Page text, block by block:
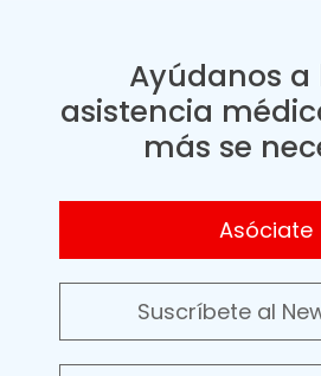
Ayúdanos a
asistencia
más se
Asóciate
Suscríbete al